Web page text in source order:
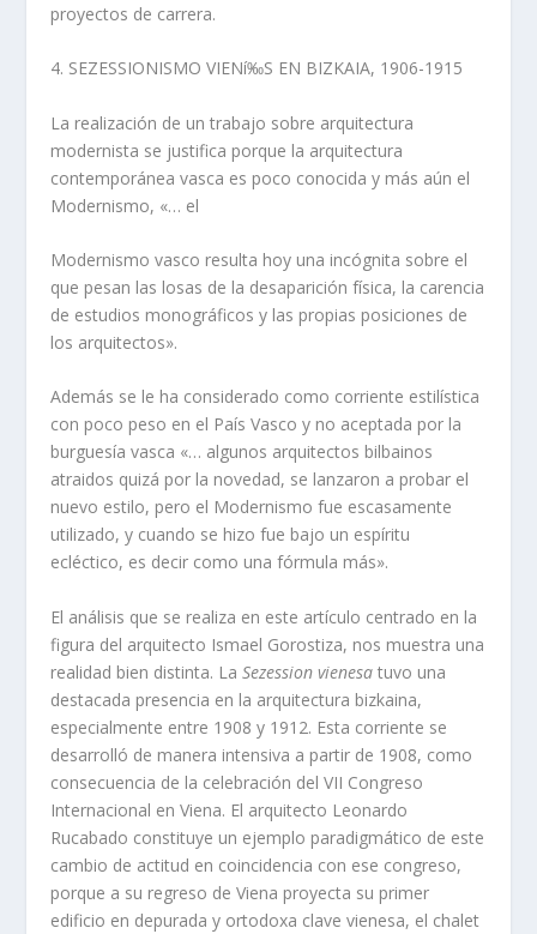
proyectos de carrera.
4. SEZESSIONISMO VIENí‰S EN BIZKAIA, 1906-1915
La realización de un trabajo sobre arquitectura
modernista se justifica porque la arquitectura
contemporánea vasca es poco conocida y más aún el
Modernismo, «… el
Modernismo vasco resulta hoy una incógnita sobre el
que pesan las losas de la desaparición fí­sica, la carencia
de estudios monográficos y las propias posiciones de
los arquitectos».
Además se le ha considerado como corriente estilí­stica
con poco peso en el Paí­s Vasco y no aceptada por la
burguesí­a vasca «… algunos arquitectos bilbainos
atraidos quizá por la novedad, se lanzaron a probar el
nuevo estilo, pero el Modernismo fue escasamente
utilizado, y cuando se hizo fue bajo un espí­ritu
ecléctico, es decir como una fórmula más».
El análisis que se realiza en este artí­culo centrado en la
figura del arquitecto Ismael Gorostiza, nos muestra una
realidad bien distinta. LaSezession vienesatuvo una
destacada presencia en la arquitectura bizkaina,
especialmente entre 1908 y 1912. Esta corriente se
desarrolló de manera intensiva a partir de 1908, como
consecuencia de la celebración del VII Congreso
Internacional en Viena. El arquitecto Leonardo
Rucabado constituye un ejemplo paradigmático de este
cambio de actitud en coincidencia con ese congreso,
porque a su regreso de Viena proyecta su primer
edificio en depurada y ortodoxa clave vienesa, el chalet